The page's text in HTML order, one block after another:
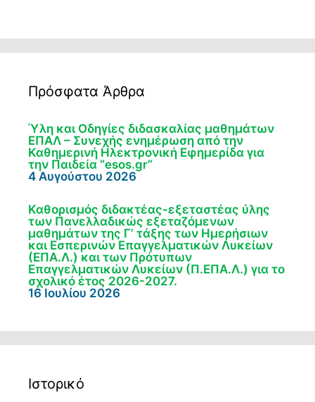
Πρόσφατα Άρθρα
Ύλη και Οδηγίες διδασκαλίας μαθημάτων
ΕΠΑΛ – Συνεχής ενημέρωση από την
Καθημερινή Ηλεκτρονική Εφημερίδα για
την Παιδεία “esos.gr”
4 Αυγούστου 2026
Καθορισμός διδακτέας-εξεταστέας ύλης
των Πανελλαδικώς εξεταζόμενων
μαθημάτων της Γ’ τάξης των Ημερήσιων
και Εσπερινών Επαγγελματικών Λυκείων
(ΕΠΑ.Λ.) και των Πρότυπων
Επαγγελματικών Λυκείων (Π.ΕΠΑ.Λ.) για το
σχολικό έτος 2026-2027.
16 Ιουλίου 2026
Ιστορικό